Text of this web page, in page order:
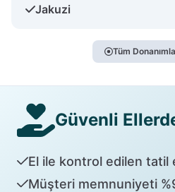
Jakuzi
Tüm
Güvenli
El ile kontrol edilen tatil
Müşteri memnuniyeti